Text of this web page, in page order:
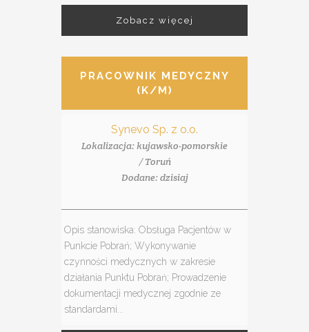
Zobacz więcej
PRACOWNIK MEDYCZNY
(K/M)
Synevo Sp. z o.o.
Lokalizacja: kujawsko-pomorskie
/ Toruń
Dodane: dzisiaj
Opis stanowiska: Obsługa Pacjentów w
Punkcie Pobrań; Wykonywanie
czynności medycznych w zakresie
działania Punktu Pobrań; Prowadzenie
dokumentacji medycznej zgodnie ze
standardami...